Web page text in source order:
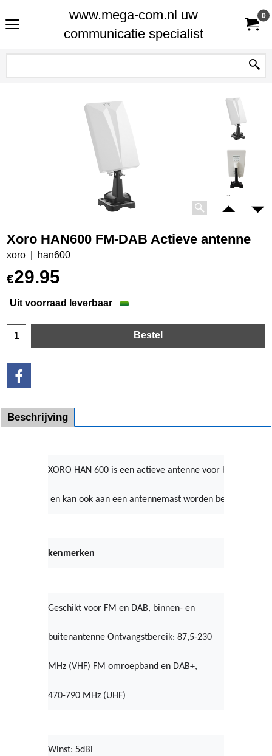
www.mega-com.nl uw
communicatie specialist
0
Xoro HAN600 FM-DAB Actieve antenne
xoro han600
€29.95
Uit voorraad leverbaar
Bestel
Beschrijving
XORO HAN 600 is een actieve antenne voor binnen- of
en kan ook aan een antennemast worden bevestigd.
kenmerken
Geschikt voor FM en DAB, binnen- en
buitenantenne Ontvangstbereik: 87,5-230
MHz (VHF) FM omroepband en DAB+,
470-790 MHz (UHF)
Winst: 5dBi